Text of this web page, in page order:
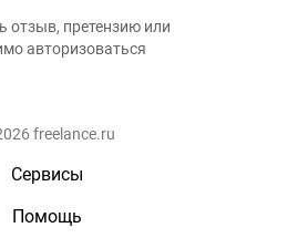
отзыв, претензию или
авторизоваться
freelance.ru
Сервисы
Помощь